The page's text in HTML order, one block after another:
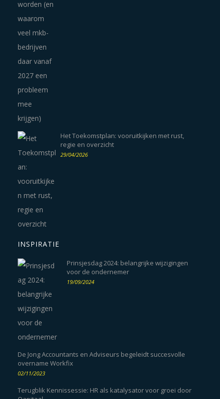
Het Toekomstplan: vooruitkijken met rust,
regie en overzicht
29/04/2026
INSPIRATIE
Prinsjesdag 2024: belangrijke wijzigingen
voor de ondernemer
19/09/2024
De Jong Accountants en Adviseurs begeleidt succesvolle
overname Workfix
02/11/2023
Terugblik Kennissessie: HR als katalysator voor groei door